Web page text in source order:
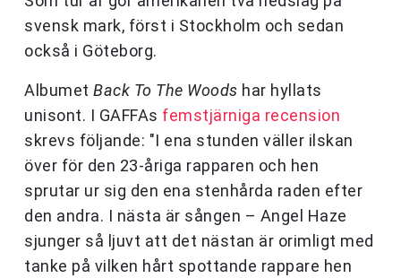
svensk mark, först i Stockholm och sedan
också i Göteborg.
Albumet Back To The Woods har hyllats
unisont. I GAFFAs femstjärniga recension
skrevs följande: "I ena stunden väller ilskan
över för den 23-åriga rapparen och hen
sprutar ur sig den ena stenhårda raden efter
den andra. I nästa är sången – Angel Haze
sjunger så ljuvt att det nästan är orimligt med
tanke på vilken hårt spottande rappare hen